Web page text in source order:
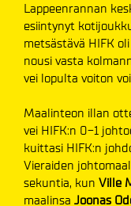
Lappeenrannan
esiintynyt
metsästävä HIFK
nousi vasta
vei lopulta voiton
Maalinteon illan
vei HIFK:n 0-1
kuittasi HIFK:n
Vieraiden
sekuntia, kun Ville
maalinsa Joonas